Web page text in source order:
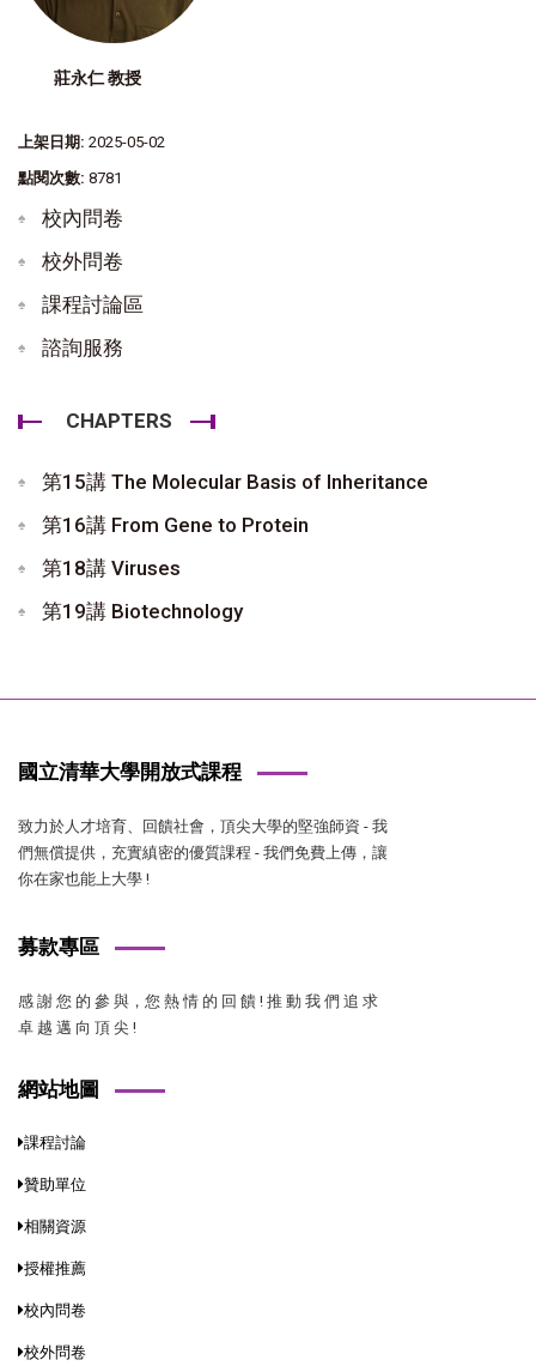
莊永仁 教授
上架日期: 2025-05-02
點閱次數: 8781
校內問卷
校外問卷
課程討論區
諮詢服務
CHAPTERS
第15講 The Molecular Basis of Inheritance
第16講 From Gene to Protein
第18講 Viruses
第19講 Biotechnology
國立清華大學開放式課程
致力於人才培育、回饋社會，頂尖大學的堅強師資 - 我
們無償提供，充實縝密的優質課程 - 我們免費上傳，讓
你在家也能上大學 !
募款專區
感 謝 您 的 參 與，您 熱 情 的 回 饋 ! 推 動 我 們 追 求
卓 越 邁 向 頂 尖 !
網站地圖
課程討論
贊助單位
相關資源
授權推薦
校內問卷
校外問卷